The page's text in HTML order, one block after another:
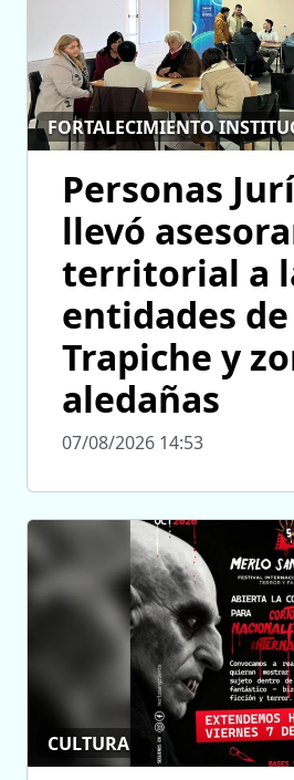
FORTALECIMIENTO
Personas
llevó
territorial a
entidades de
Trapiche y
aledañas
07/08/2026 14:53
CULTURA